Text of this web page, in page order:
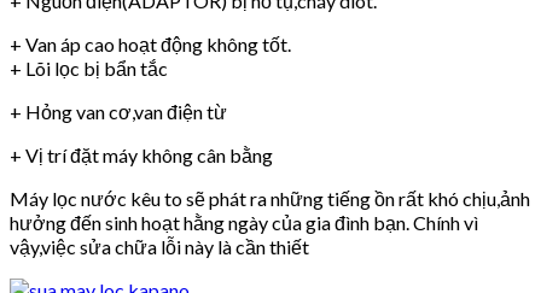
+ Van áp cao hoạt động không tốt.
+ Lõi lọc bị bẩn tắc
+ Hỏng van cơ,van điện từ
+ Vị trí đặt máy không cân bằng
Máy lọc nước kêu to sẽ phát ra những tiếng ồn rất khó chịu,ảnh
hưởng đến sinh hoạt hằng ngày của gia đình bạn. Chính vì
vậy,việc sửa chữa lỗi này là cần thiết